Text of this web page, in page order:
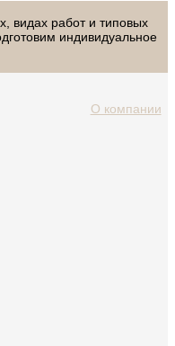
видах работ и типовых
индивидуальное
О компании